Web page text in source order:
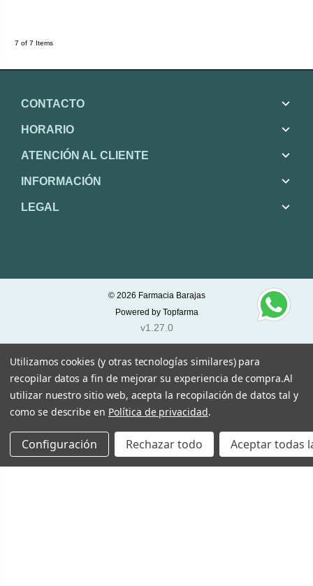
7 of 7 Items
CONTACTO
HORARIO
ATENCIÓN AL CLIENTE
INFORMACIÓN
LEGAL
© 2026 Farmacia Barajas
Powered by Topfarma
v1.27.0
Utilizamos cookies (y otras tecnologías similares) para
recopilar datos a fin de mejorar su experiencia de compra.Al
utilizar nuestro sitio web, acepta la recopilación de datos tal y
como se describe en Política de privacidad.
Configuración Rechazar todo Aceptar todas